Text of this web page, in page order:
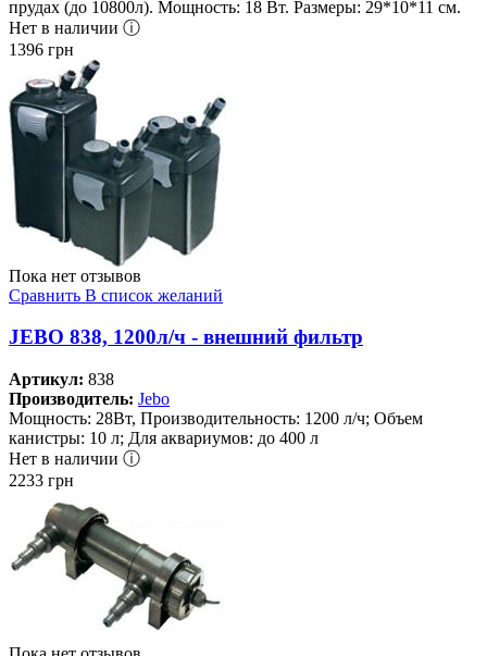
прудах (до 10800л). Мощность: 18 Вт. Размеры: 29*10*11 см.
Нет в наличии ⓘ
1396 грн
Пока нет отзывов
Сравнить В список желаний
JEBO 838, 1200л/ч - внешний фильтр
Артикул: 838
Производитель: Jebo
Мощность: 28Вт, Производительность: 1200 л/ч; Объем
канистры: 10 л; Для аквариумов: до 400 л
Нет в наличии ⓘ
2233 грн